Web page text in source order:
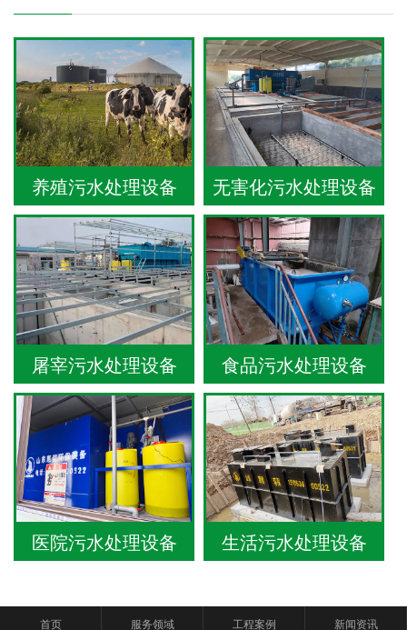
养殖污水处理设备 无害化污水处理设备
屠宰污水处理设备 食品污水处理设备
医院污水处理设备 生活污水处理设备
首页 服务领域 工程案例 新闻资讯